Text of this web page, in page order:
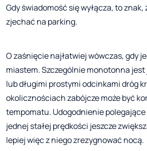
Gdy świadomość się wyłącza, to znak,
zjechać na parking.
O zaśnięcie najłatwiej wówczas, gdy
miastem. Szczególnie monotonna
lub długimi prostymi odcinkami dróg
okolicznościach zabójcze może być
tempomatu. Udogodnienie
jednej stałej prędkości jeszcze
lepiej więc z niego zrezygnować nocą.